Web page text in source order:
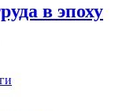
в эпоху